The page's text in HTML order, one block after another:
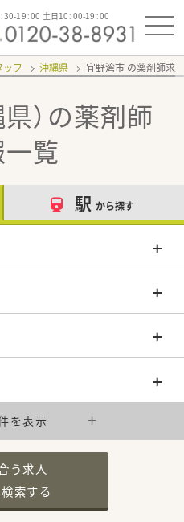
30-19：00 土日10：00-19：00
ッフ 沖縄県 宜野湾市
） の薬剤師
覧
駅 から探す
を表示
う求人
検索する